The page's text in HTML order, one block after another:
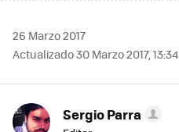
26 Marzo 2017
Actualizado 30 Marzo 2017, 13:34
Sergio Parra